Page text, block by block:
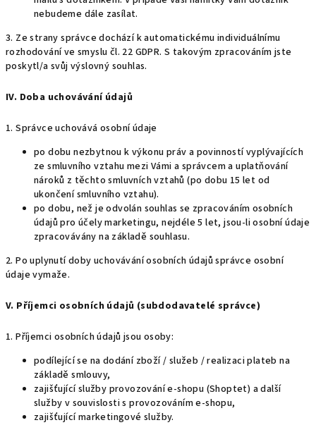
nebudeme dále zasílat.
3. Ze strany správce dochází k automatickému individuálnímu
rozhodování ve smyslu čl. 22 GDPR. S takovým zpracováním jste
poskytl/a svůj výslovný souhlas.
IV. Doba uchovávání údajů
1. Správce uchovává osobní údaje
po dobu nezbytnou k výkonu práv a povinností vyplývajících
ze smluvního vztahu mezi Vámi a správcem a uplatňování
nároků z těchto smluvních vztahů (po dobu 15 let od
ukončení smluvního vztahu).
po dobu, než je odvolán souhlas se zpracováním osobních
údajů pro účely marketingu, nejdéle 5 let, jsou-li osobní údaje
zpracovávány na základě souhlasu.
2. Po uplynutí doby uchovávání osobních údajů správce osobní
údaje vymaže.
V. Příjemci osobních údajů (subdodavatelé správce)
1. Příjemci osobních údajů jsou osoby:
podílející se na dodání zboží / služeb / realizaci plateb na
základě smlouvy,
zajišťující služby provozování e-shopu (Shoptet) a další
služby v souvislosti s provozováním e-shopu,
zajišťující marketingové služby.